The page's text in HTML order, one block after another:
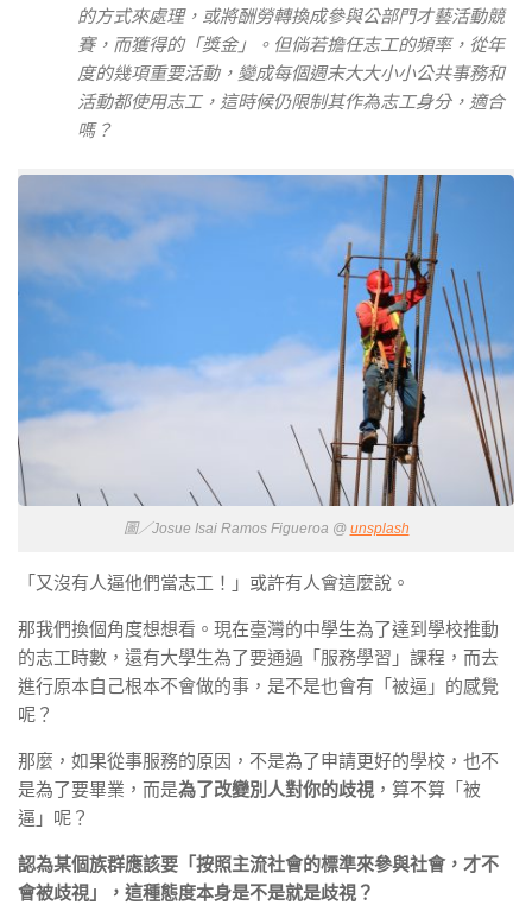
的方式來處理，或將酬勞轉換成參與公部門才藝活動競
賽，而獲得的「獎金」。但倘若擔任志工的頻率，從年
度的幾項重要活動，變成每個週末大大小小公共事務和
活動都使用志工，這時候仍限制其作為志工身分，適合
嗎？
圖／Josue Isai Ramos Figueroa @ unsplash
「又沒有人逼他們當志工！」或許有人會這麼說。
那我們換個角度想想看。現在臺灣的中學生為了達到學校推動
的志工時數，還有大學生為了要通過「服務學習」課程，而去
進行原本自己根本不會做的事，是不是也會有「被逼」的感覺
呢？
那麼，如果從事服務的原因，不是為了申請更好的學校，也不
是為了要畢業，而是為了改變別人對你的歧視 ，算不算「被
逼」呢？
認為某個族群應該要「按照主流社會的標準來參與社會，才不
會被歧視」，這種態度本身是不是就是歧視？